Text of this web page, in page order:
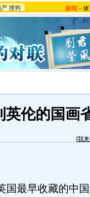
产 搜狗 新闻 -
英伦的国画
[我
最早收藏的中国